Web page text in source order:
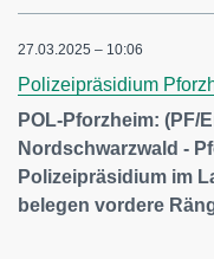
27.03.2025 – 10:06
Polizeipräsidium
POL-Pforzheim: (PF/
Nordschwarzwald -
Polizeipräsidium im
belegen vordere